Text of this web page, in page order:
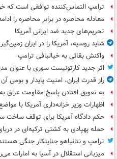
ترامپ التماس‌کننده توافقی است که
معادله محاصره در برابر محاصره را
تحریم‌های جدید ضد ایرانی آمریکا
شاید روسیه، آمریکا را در ایران
واکنش بقائی به خیالبافی ترامپ
اثر جدید کارتونیست سوری با عنوان
راز قدرت ایران، امنیت پایدار و بومی
به تعویق افتادن پاسخ مقاومت عراق
اظهارات وزیر خزانه‌داری آمریکا با
حکم دادگاه آمریکا برای توقف ساخت
حمله پهپادی به کشتی ترکیه‌ای در
ترامپ و نتانیاهو جنایتکار جنگی
میزبانی استقلال در آسیا به امارات